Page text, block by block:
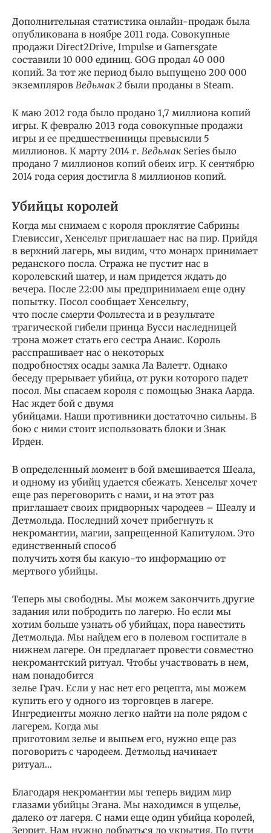
Дополнительная статистика онлайн-продаж была
опубликована в ноябре 2011 года. Совокупные
продажи Direct2Drive, Impulse и Gamersgate
составили 10 000 единиц. GOG продал 40 000
копий. За тот же период было выпущено 200 000
экземпляров Ведьмак 2 были проданы в Steam.
К маю 2012 года было продано 1,7 миллиона копий
игры. К февралю 2013 года совокупные продажи
игры и ее предшественницы превысили 5
миллионов. К марту 2014 г. Ведьмак Series было
продано 7 миллионов копий обеих игр. К сентябрю
2014 года серия достигла 8 миллионов копий.
Убийцы королей
Когда мы снимаем с короля проклятие Сабрины
Глевиссиг, Хенсельт приглашает нас на пир. Прийдя
в верхний лагерь, мы видим, что монарх принимает
реданского посла. Стража не пустит нас в
королевский шатер, и нам придется ждать до
вечера. После 22:00 мы предпринимаем еще одну
попытку. Посол сообщает Хенсельту,
что после смерти Фольтеста и в результате
трагической гибели принца Бусси наследницей
трона может стать его сестра Анаис. Король
расспрашивает нас о некоторых
подробностях осады замка Ла Валетт. Однако
беседу прерывает убийца, от руки которого падет
посол. Мы спасаем короля с помощью Знака Аарда.
Нас ждет бой с двумя
убийцами. Наши противники достаточно сильны. В
бою с ними стоит использовать блоки и Знак
Ирден.
В определенный момент в бой вмешивается Шеала,
и одному из убийц удается сбежать. Хенсельт хочет
еще раз переговорить с нами, и на этот раз
приглашает своих придворных чародеев – Шеалу и
Детмольда. Последний хочет прибегнуть к
некромантии, магии, запрещенной Капитулом. Это
единственный способ
получить хотя бы какую-то информацию от
мертвого убийцы.
Теперь мы свободны. Мы можем закончить другие
задания или побродить по лагерю. Но если мы
хотим больше узнать об убийцах, пора навестить
Детмольда. Мы найдем его в полевом госпитале в
нижнем лагере. Он предлагает провести совместно
некромантский ритуал. Чтобы участвовать в нем,
нам понадобится
зелье Грач. Если у нас нет его рецепта, мы можем
купить его у одного из торговцев в лагере.
Ингредиенты можно легко найти на поле рядом с
лагерем. Когда мы
приготовим зелье и выпьем его, нужно еще раз
поговорить с чародеем. Детмольд начинает
ритуал…
Благодаря некромантии мы теперь видим мир
глазами убийцы Эгана. Мы находимся в ущелье,
далеко от лагеря. С нами еще один убийца королей,
Зеррит. Нам нужно добраться до укрытия. По пути